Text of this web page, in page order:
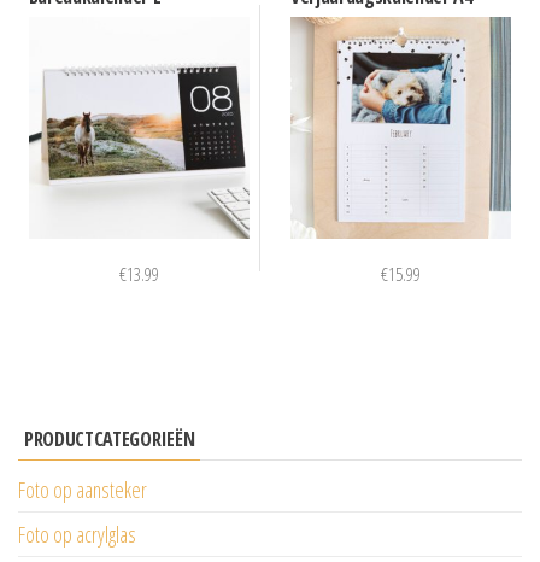
€13.99 €15.99
PRODUCTCATEGORIEËN
Foto op aansteker
Foto op acrylglas